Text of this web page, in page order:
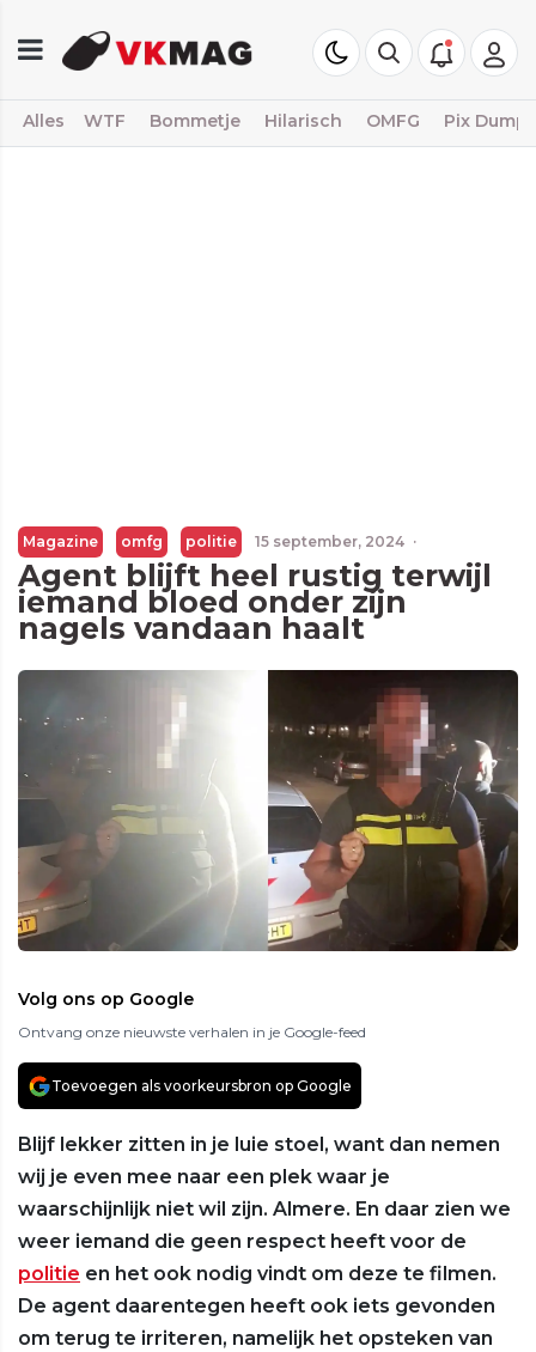
Alles WTF Bommetje Hilarisch OMFG Pix Dump
Magazine omfg politie 15 september, 2024 ·
Agent blijft heel rustig terwijl
iemand bloed onder zijn
nagels vandaan haalt
Volg ons op Google
Ontvang onze nieuwste verhalen in je Google-feed
Toevoegen als voorkeursbron op Google
Blijf lekker zitten in je luie stoel, want dan nemen
wij je even mee naar een plek waar je
waarschijnlijk niet wil zijn. Almere. En daar zien we
weer iemand die geen respect heeft voor de
politie en het ook nodig vindt om deze te filmen.
De agent daarentegen heeft ook iets gevonden
om terug te irriteren, namelijk het opsteken van